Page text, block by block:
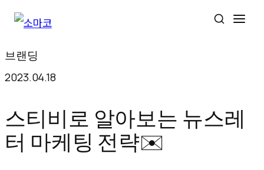
텐
츠
로
바
로
브랜딩
2023.04.18
스티비로 알아보는 뉴스레
터 마케팅 전략✉️